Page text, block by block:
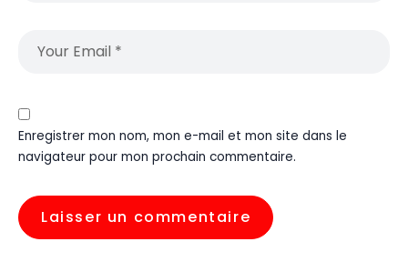
Enregistrer mon nom, mon e-mail et mon site dans le
navigateur pour mon prochain commentaire.